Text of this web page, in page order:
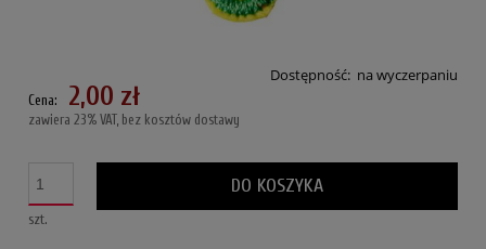
Dostępność: na wyczerpaniu
Cena: 2,00 zł
zawiera 23% VAT, bez kosztów dostawy
szt.
DO KOSZYKA